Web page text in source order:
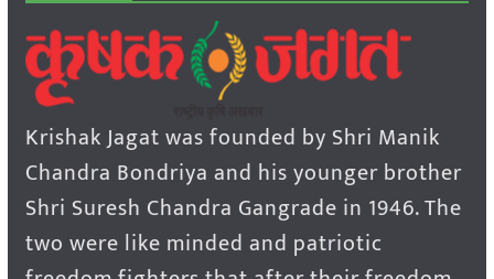
Krishak Jagat was founded by Shri Manik
Chandra Bondriya and his younger brother
Shri Suresh Chandra Gangrade in 1946. The
two were like minded and patriotic